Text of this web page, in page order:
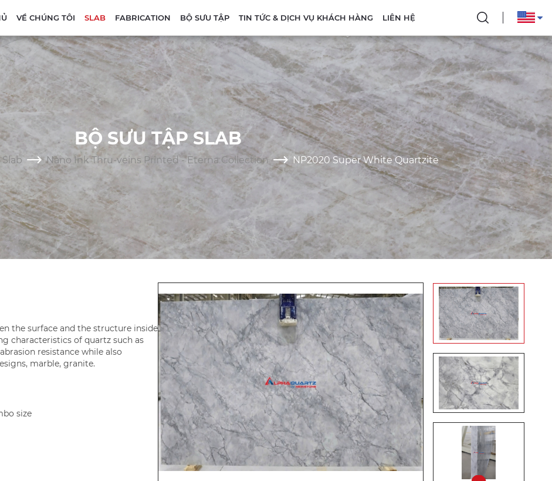
VỀ CHÚNG TÔI SLAB FABRICATION BỘ SƯU TẬP TIN TỨC & DỊCH VỤ KHÁCH HÀNG LIÊN HỆ
BỘ SƯU TẬP SLAB
Nano Ink Thru-veins Printed - Eterna Collection NP2020 Super White Quartzite
the surface and the structure inside
characteristics of quartz such as
resistance while also
marble, granite.
size